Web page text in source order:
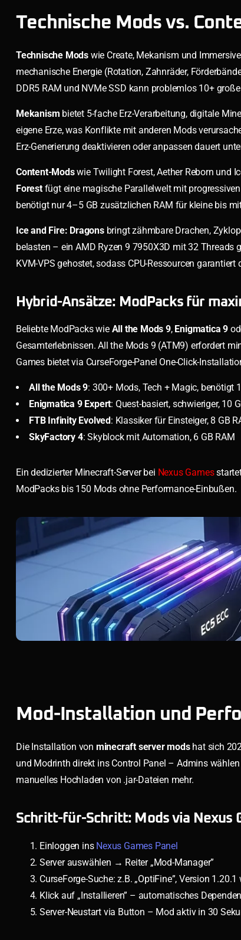
Technische Mods vs.
Technische Mods wie Create, Mekanism und
mechanische Energie (Rotation, Zahnräder,
DDR5 RAM und NVMe SSD kann problemlos 10+
Mekanism bietet 5-fache Erz-Verarbeitung, digitale
eigene Erze, was Konflikte mit anderen Mods
Erz-Generierung deaktivieren oder anpassen dauert
Content-Modswie Twilight Forest, Aether Reborn und
Forestfügt eine magische Parallelwelt mit
benötigt nur 4–5 GB zusätzlichen RAM für kleine bis
Ice and Fire: Dragonsbringt zähmbare Drachen,
belasten – ein AMD Ryzen 9 7950X3D mit 32 Threads
KVM-VPS gehostet, sodass CPU-Ressourcen
Hybrid-Ansätze: ModPacks für
Beliebte ModPacks wie All the Mods 9, Enigmatica 9
Gesamterlebnissen. All the Mods 9 (ATM9) erfordert
Games bietet via CurseForge-Panel One-Click-
All the Mods 9: 300+ Mods, Tech + Magic, benötigt
Enigmatica 9 Expert: Quest-basiert, schwieriger, 10
FTB Infinity Evolved: Klassiker für Einsteiger, 8 GB
SkyFactory 4: Skyblock mit Automation, 6 GB RAM
Ein dedizierter Minecraft-Server bei Nexus Games
ModPacks bis 150 Mods ohne Performance-Einbußen.
Mod-Installation und
Die Installation von minecraft server modshat sich
und Modrinth direkt ins Control Panel – Admins
manuelles Hochladen von .jar-Dateien mehr.
Schritt-für-Schritt: Mods via Nexus
Einloggen ins Nexus Games Panel
Server auswählen → Reiter „Mod-Manager”
CurseForge-Suche: z.B. „OptiFine”, Version 1.20.1
Klick auf „Installieren” – automatisches
Server-Neustart via Button – Mod aktiv in 30